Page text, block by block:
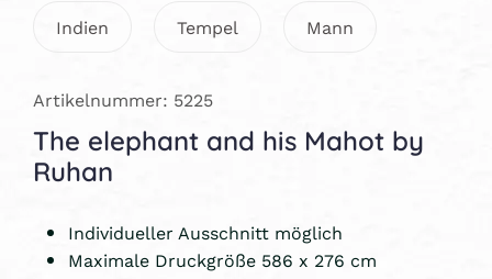
Indien Tempel Mann
Artikelnummer: 5225
The elephant and his Mahot by
Ruhan
Individueller Ausschnitt möglich
Maximale Druckgröße 586 x 276 cm